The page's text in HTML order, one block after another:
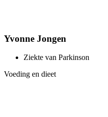
Yvonne Jongen
Ziekte van Parkinson
Voeding en dieet